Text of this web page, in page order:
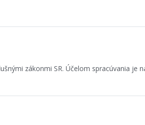
zákonmi SR. Účelom spracúvania je